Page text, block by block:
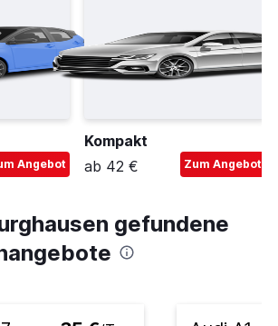
Angebot
Kompakt
ab 42 €
Zum Angebot
gefundene